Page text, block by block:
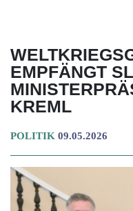
EMPFÄNGT
KREML
POLITIK 09.05.2026